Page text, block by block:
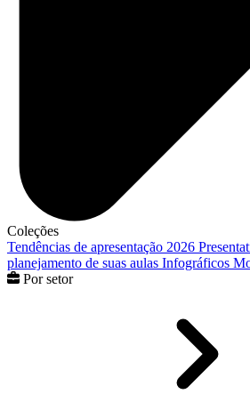
Coleções
Tendências de apresentação 2026
planejamento de suas aulas Infográficos
Por setor